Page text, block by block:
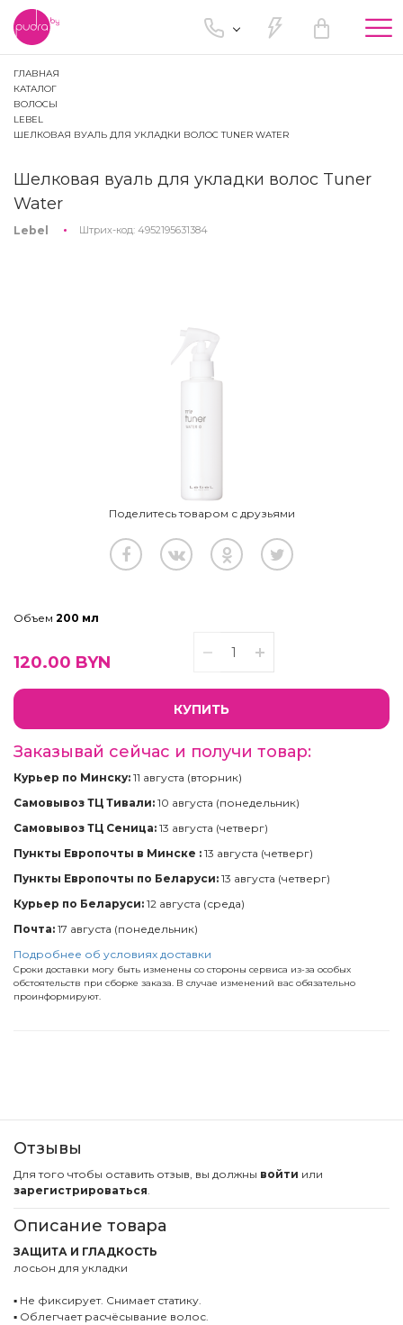
ГЛАВНАЯ
КАТАЛОГ
ВОЛОСЫ
LEBEL
ШЕЛКОВАЯ ВУАЛЬ ДЛЯ УКЛАДКИ ВОЛОС TUNER WATER
Шелковая вуаль для укладки волос Tuner
Water
Lebel Штрих-код: 4952195631384
Поделитесь товаром с друзьями
Объем 200 мл
120.00 BYN
КУПИТЬ
Заказывай сейчас и получи товар:
Курьер по Минску: 11 августа (вторник)
Самовывоз ТЦ Тивали: 10 августа (понедельник)
Самовывоз ТЦ Сеница: 13 августа (четверг)
Пункты Европочты в Минске : 13 августа (четверг)
Пункты Европочты по Беларуси: 13 августа (четверг)
Курьер по Беларуси: 12 августа (среда)
Почта: 17 августа (понедельник)
Подробнее об условиях доставки
Сроки доставки могу быть изменены со стороны сервиса из-за особых
обстоятельств при сборке заказа. В случае изменений вас обязательно
проинформируют.
Отзывы
Для того чтобы оставить отзыв, вы должны войти или
зарегистрироваться.
Описание товара
ЗАЩИТА И ГЛАДКОСТЬ
лосьон для укладки
▪ Не фиксирует. Снимает статику.
▪ Облегчает расчёсывание волос.